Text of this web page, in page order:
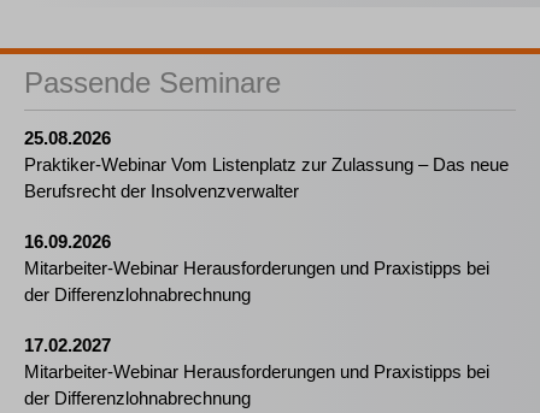
Passende Seminare
25.08.2026
Praktiker-Webinar Vom Listenplatz zur Zulassung – Das neue
Berufsrecht der Insolvenzverwalter
16.09.2026
Mitarbeiter-Webinar Herausforderungen und Praxistipps bei
der Differenzlohnabrechnung
17.02.2027
Mitarbeiter-Webinar Herausforderungen und Praxistipps bei
der Differenzlohnabrechnung